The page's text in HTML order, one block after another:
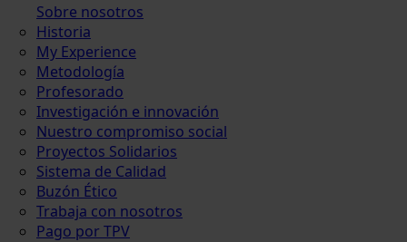
Sobre nosotros
Historia
My Experience
Metodología
Profesorado
Investigación e innovación
Nuestro compromiso social
Proyectos Solidarios
Sistema de Calidad
Buzón Ético
Trabaja con nosotros
Pago por TPV